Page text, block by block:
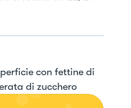
con fettine di
di zucchero